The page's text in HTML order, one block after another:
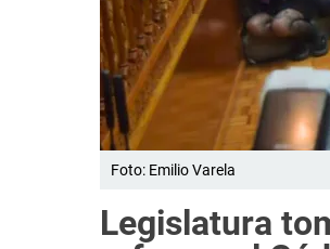
Foto: Emilio Varela
Legislatura